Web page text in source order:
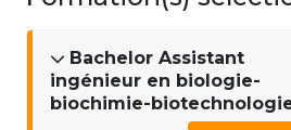
Bachelor Assistant
ingénieur en biologie-
biochimie-